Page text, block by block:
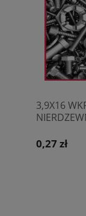
3,9X16
0,27 zł